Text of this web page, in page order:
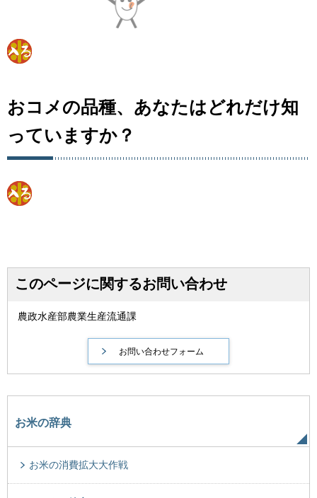
おコメの品種、あなたはどれだけ知
っていますか？
このページに関するお問い合わせ
農政水産部農業生産流通課
お米の辞典
お米の消費拡大大作戦